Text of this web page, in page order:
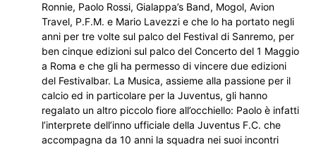
Ronnie, Paolo Rossi, Gialappa’s Band, Mogol, Avion
Travel, P.F.M. e Mario Lavezzi e che lo ha portato negli
anni per tre volte sul palco del Festival di Sanremo, per
ben cinque edizioni sul palco del Concerto del 1 Maggio
a Roma e che gli ha permesso di vincere due edizioni
del Festivalbar. La Musica, assieme alla passione per il
calcio ed in particolare per la Juventus, gli hanno
regalato un altro piccolo fiore all’occhiello: Paolo è infatti
l’interprete dell’inno ufficiale della Juventus F.C. che
accompagna da 10 anni la squadra nei suoi incontri